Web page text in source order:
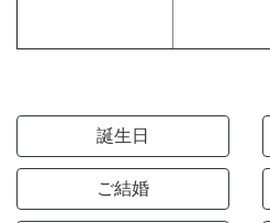
誕生日
ご結婚